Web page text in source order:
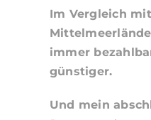
Im Vergleich
immer
günstiger.
Und mein